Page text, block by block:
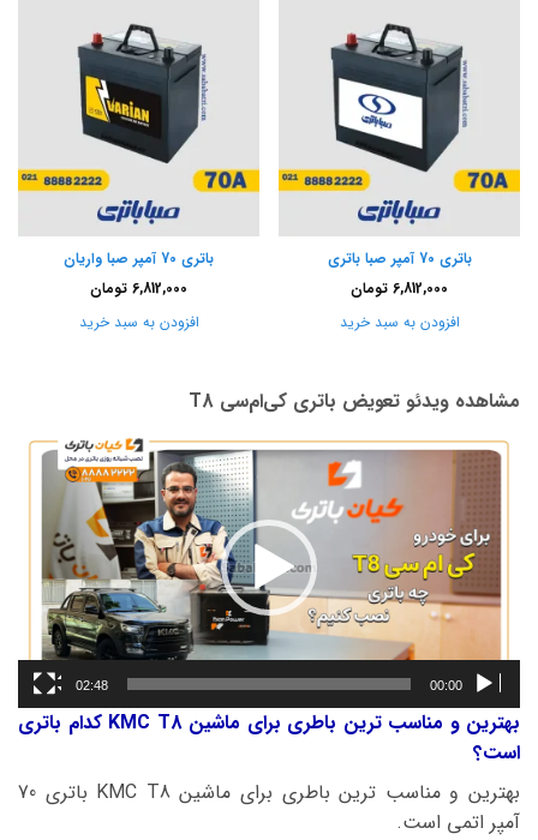
باتری 70 آمپر صبا باتری
6,812,000 تومان
افزودن به سبد خرید
باتری 70 آمپر صبا واریان
6,812,000 تومان
افزودن به سبد خرید
مشاهده ویدئو تعویض باتری کی‌ام‌سی T8
نمایشگر
ویدیو
00:00
02:48
بهترین و مناسب ترین باطری برای ماشین KMC T8 کدام باتری
است؟
بهترین و مناسب ترین باطری برای ماشین KMC T8 باتری 70
آمپر اتمی است.